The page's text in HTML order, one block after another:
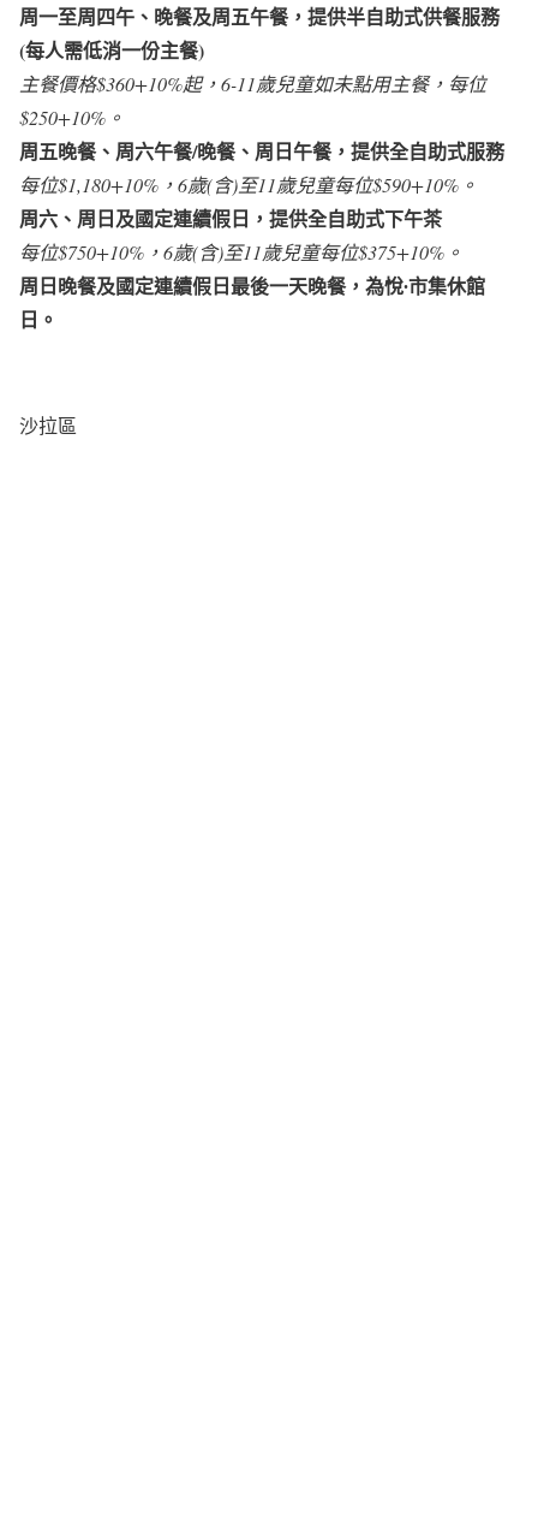
周一至周四午、晚餐及周五午餐，提供半自助式供餐服務
(每人需低消一份主餐)
主餐價格$360+10%起，6-11歲兒童如未點用主餐，每位
$250+10%。
周五晚餐、周六午餐/晚餐、周日午餐，提供全自助式服務
每位$1,180+10%，6歲(含)至11歲兒童每位$590+10%。
周六、周日及國定連續假日，提供全自助式下午茶
每位$750+10%，6歲(含)至11歲兒童每位$375+10%。
周日晚餐及國定連續假日最後一天晚餐，為悅∙市集休館
日。
沙拉區